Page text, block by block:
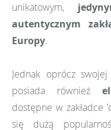
unikatowym,
autentycznym
Europy.
Jednak oprócz
posiada również
dostępne w zakładce
się dużą